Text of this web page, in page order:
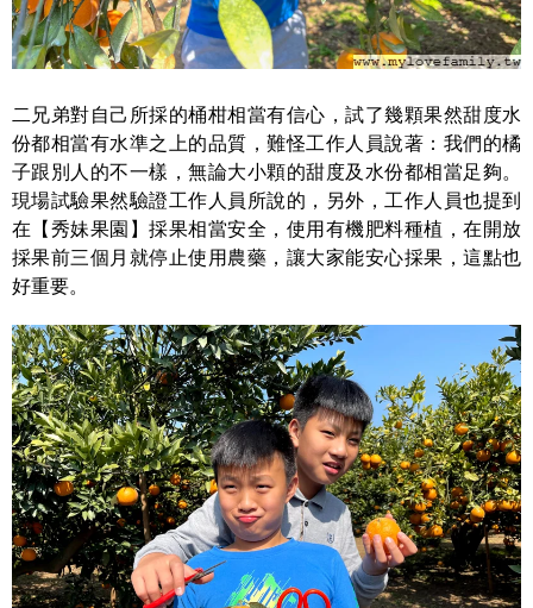
二兄弟對自己所採的桶柑相當有信心，試了幾顆果然甜度水
份都相當有水準之上的品質，難怪工作人員說著：我們的橘
子跟別人的不一樣，無論大小顆的甜度及水份都相當足夠。
現場試驗果然驗證工作人員所說的，另外，工作人員也提到
在【秀妹果園】採果相當安全，使用有機肥料種植，在開放
採果前三個月就停止使用農藥，讓大家能安心採果，這點也
好重要。